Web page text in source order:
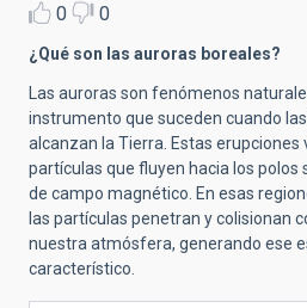
0 0
¿Qué son las auroras boreales?
Las auroras son fenómenos
instrumento que suceden cuando
alcanzan la Tierra. Estas erupciones
partículas que fluyen hacia los polos
de campo magnético. En esas
las partículas penetran y colisionan
nuestra atmósfera, generando ese
característico.